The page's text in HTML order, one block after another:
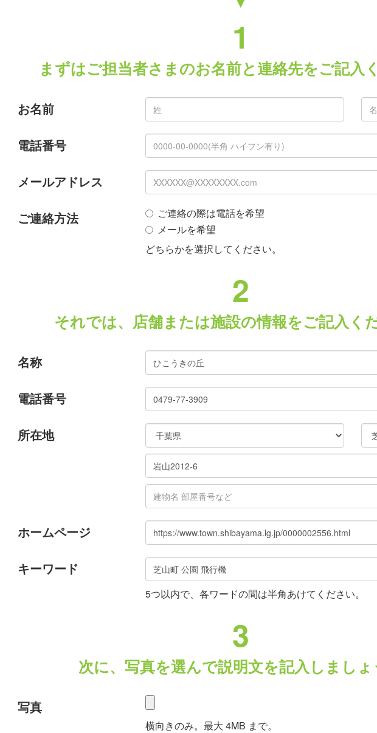
1
まずはご担当者さまのお名前と連絡先をご記入
お名前
電話番号
メールアドレス
ご連絡方法
ご連絡の際は電話を希望
メールを希望
どちらかを選択してください。
2
それでは、店舗または施設の情報をご記入く
名称
電話番号
所在地
ホームページ
キーワード
5つ以内で、各ワードの間は半角あけてください。
3
次に、写真を選んで説明文を記入しまし
写真
横向きのみ。最大 4MB まで。